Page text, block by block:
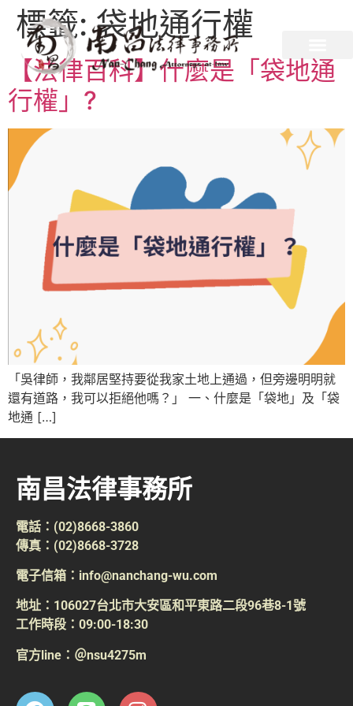
標籤:袋地通行權
【法律百科】什麼是「袋地通
行權」?
「吳律師，我鄰居堅持要從我家土地上通過，但旁邊明明就
還有道路，我可以拒絕他嗎？」 一、什麼是「袋地」及「袋
地通 […]
南昌法律事務所
電話：(02)8668-3860
傳真：(02)8668-3728
電子信箱：info@nanchang-wu.com
地址：106027台北市大安區和平東路二段96巷8-1號
工作時段：09:00-18:30
官方line：＠nsu4275m